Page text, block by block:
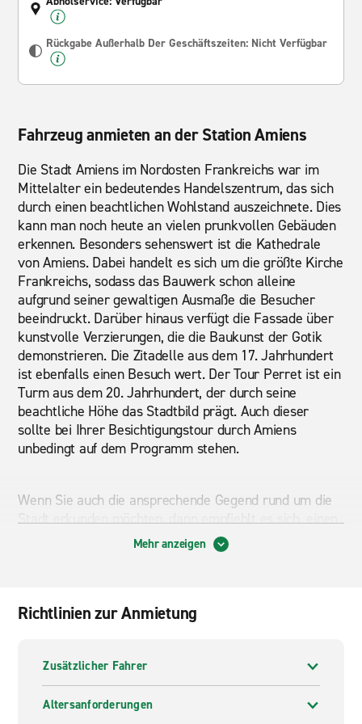
Rückgabe Außerhalb Der Geschäftszeiten: Nicht Verfügbar
Fahrzeug anmieten an der Station Amiens
Die Stadt Amiens im Nordosten Frankreichs war im
Mittelalter ein bedeutendes Handelszentrum, das sich
durch einen beachtlichen Wohlstand auszeichnete. Dies
kann man noch heute an vielen prunkvollen Gebäuden
erkennen. Besonders sehenswert ist die Kathedrale
von Amiens. Dabei handelt es sich um die größte Kirche
Frankreichs, sodass das Bauwerk schon alleine
aufgrund seiner gewaltigen Ausmaße die Besucher
beeindruckt. Darüber hinaus verfügt die Fassade über
kunstvolle Verzierungen, die die Baukunst der Gotik
demonstrieren. Die Zitadelle aus dem 17. Jahrhundert
ist ebenfalls einen Besuch wert. Der Tour Perret ist ein
Turm aus dem 20. Jahrhundert, der durch seine
beachtliche Höhe das Stadtbild prägt. Auch dieser
sollte bei Ihrer Besichtigungstour durch Amiens
unbedingt auf dem Programm stehen.
Wenn Sie auch die ansprechende Gegend rund um die
Stadt erkunden möchten, dann empfiehlt es sich, einen
Mietwagen bei Enterprise Rent-A-Car in Amiens
auszuleihen. Die Filiale befindet sich mitten im Zentrum
sich um ein von zahllosen Kanälen durchzogenes
mittlerweile jedoch ein beliebtes Ausflugsziel dar.
Sogar die schönen Strände der Normandie erreichen
Sie mit Ihrem Leihwagen von Amiens aus problemlos.
Mehr anzeigen
Richtlinien zur Anmietung
Zusätzlicher Fahrer
Altersanforderungen